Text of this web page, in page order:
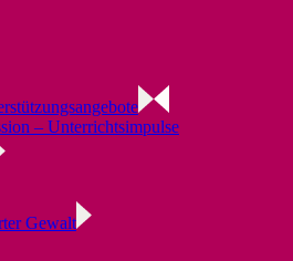
– Unterrichtsimpulse
Gewalt